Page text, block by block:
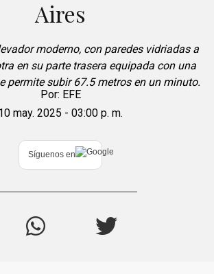
Aires
moderno, con paredes vidriadas a
en su parte trasera equipada con una
permite subir 67.5 metros en un minuto.
Por: EFE
may. 2025 - 03:00 p. m.
Síguenos en